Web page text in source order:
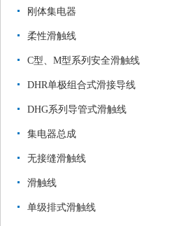
刚体集电器
柔性滑触线
C型、M型系列安全滑触线
DHR单极组合式滑接导线
DHG系列导管式滑触线
集电器总成
无接缝滑触线
滑触线
单级排式滑触线